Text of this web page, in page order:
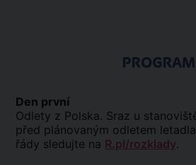
PROGRAM
Den první
Odlety z Polska. Sraz u
před plánovaným odletem
řády sledujte na R.pl/rozklady.